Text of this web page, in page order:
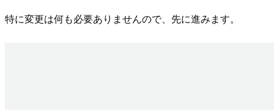
特に変更は何も必要ありませんので、先に進みます。